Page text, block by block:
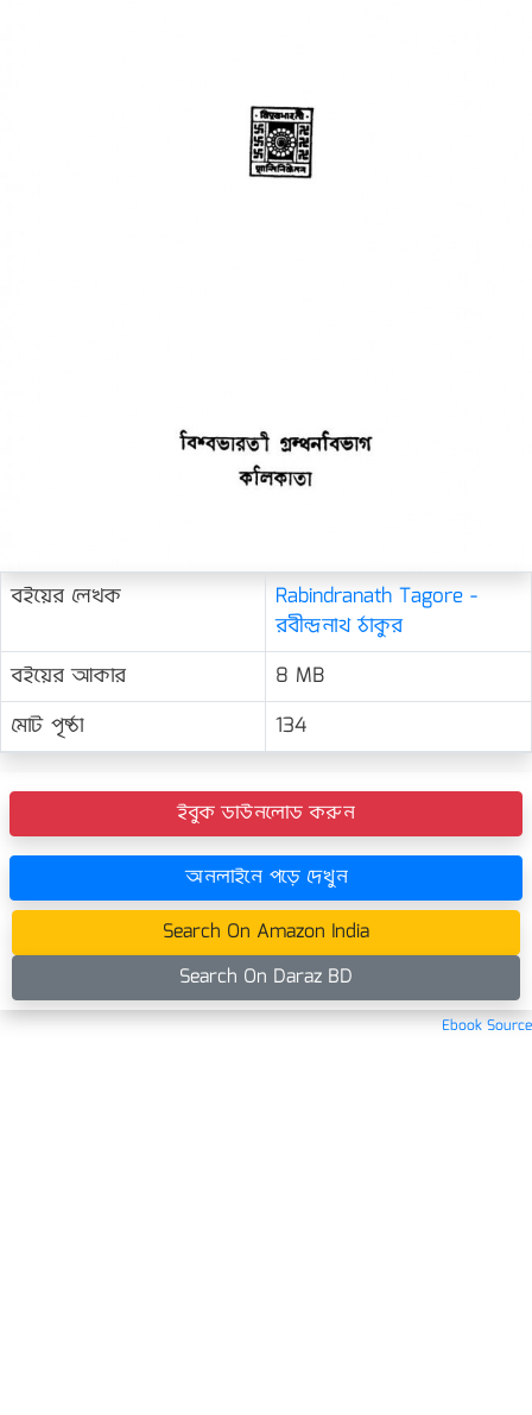
বইয়ের লেখক
Rabindranath Tagore -
রবীন্দ্রনাথ ঠাকুর
বইয়ের আকার
8 MB
মোট পৃষ্ঠা
134
ইবুক ডাউনলোড করুন
অনলাইনে পড়ে দেখুন
Search On Amazon India
Search On Daraz BD
Ebook Source